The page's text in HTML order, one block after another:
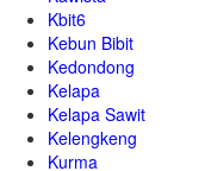
Kbit6
Kebun Bibit
Kedondong
Kelapa
Kelapa Sawit
Kelengkeng
Kurma